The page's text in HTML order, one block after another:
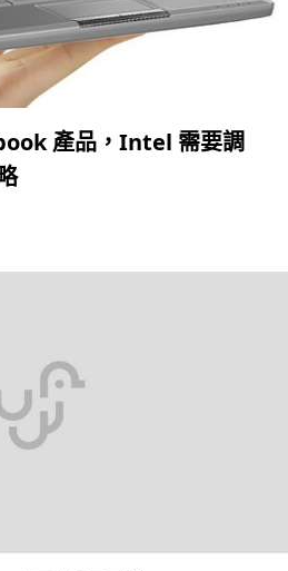
產品，Intel 需要調